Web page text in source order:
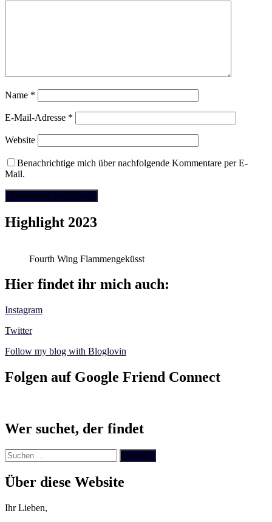
Name *
E-Mail-Adresse *
Website
Benachrichtige mich über nachfolgende Kommentare per E-
Mail.
Highlight 2023
Fourth Wing Flammengeküsst
Hier findet ihr mich auch:
Instagram
Twitter
Follow my blog with Bloglovin
Folgen auf Google Friend Connect
Wer suchet, der findet
Suchen
nach:
Über diese Website
Ihr Lieben,